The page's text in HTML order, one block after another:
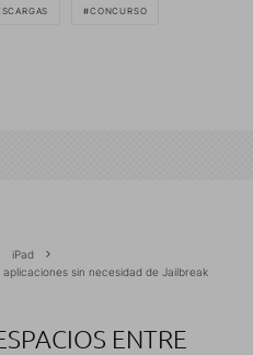
CONCURSO
iPad
sin necesidad de Jailbreak
ENTRE